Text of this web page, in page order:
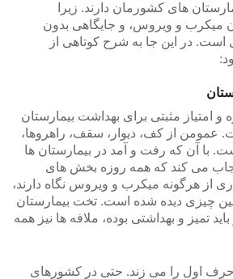
های کشورمان دارند. زیرا
میکرب و ویروس، و جایگاهی بدون
است. در این جا به شرح کوتاهی از
و امتیاز مثبتی برای بهداشت بیمارستان
عمومن از کف، دیوار، سقف، راهروها،
با آن که رفت و آمد در بیمارستان ها
می کند که همه روزه بخش های
از هرگونه میکرب و ویروس نگاه دارند،
چیزی دیده شده است. تخت بیمارستان
تمیز و بهداشتی بوده، ملافه ها نیز همه
حرف اول را می زند. حتی در کشورهای